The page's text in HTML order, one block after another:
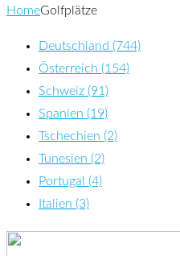
HomeGolfplätze
Deutschland (744)
Österreich (154)
Schweiz (91)
Spanien (19)
Tschechien (2)
Tunesien (2)
Portugal (4)
Italien (3)